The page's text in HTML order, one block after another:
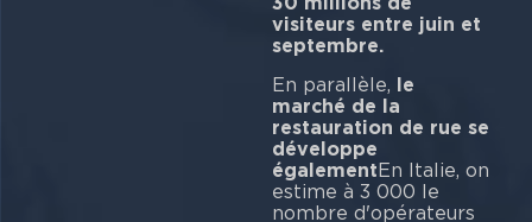
visiteurs entre juin et
septembre.
En parallèle, le
marché de la
restauration de rue se
développe
égalementEn Italie, on
estime à 3 000 le
nombre d'opérateurs